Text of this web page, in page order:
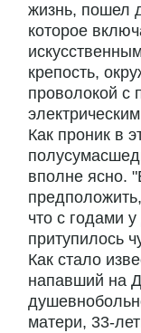
жизнь, пошел
которое
крепость,
проволокой с
Как проник в
вполне ясно.
что с годами
притупилось
Как стало
напавший на
матери, 33-